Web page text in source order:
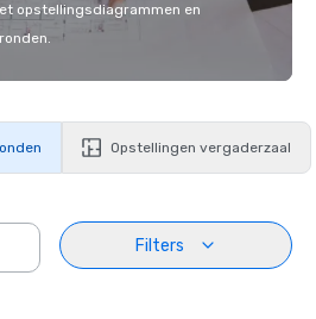
opstellingsdiagrammen en
Opstellingen vergaderzaal
Filters